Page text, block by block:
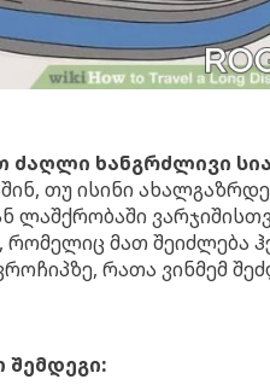
ძაღლი ხანგრძლივი
თუ ისინი
ლაშქრობაში
რომელიც მათ შეიძლება
რათა ვინმემ
შემდეგი: